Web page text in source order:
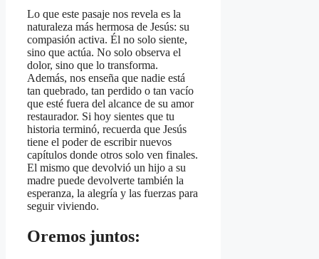
Lo que este pasaje nos revela es la
naturaleza más hermosa de Jesús: su
compasión activa. Él no solo siente,
sino que actúa. No solo observa el
dolor, sino que lo transforma.
Además, nos enseña que nadie está
tan quebrado, tan perdido o tan vacío
que esté fuera del alcance de su amor
restaurador. Si hoy sientes que tu
historia terminó, recuerda que Jesús
tiene el poder de escribir nuevos
capítulos donde otros solo ven finales.
El mismo que devolvió un hijo a su
madre puede devolverte también la
esperanza, la alegría y las fuerzas para
seguir viviendo.
Oremos juntos: